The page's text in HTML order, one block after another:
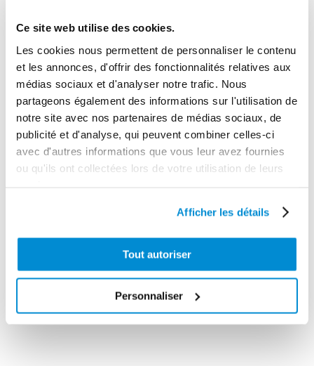
Ce site web utilise des cookies.
Les cookies nous permettent de personnaliser le contenu
et les annonces, d'offrir des fonctionnalités relatives aux
médias sociaux et d'analyser notre trafic. Nous
partageons également des informations sur l'utilisation de
notre site avec nos partenaires de médias sociaux, de
publicité et d'analyse, qui peuvent combiner celles-ci
avec d'autres informations que vous leur avez fournies
ou qu'ils ont collectées lors de votre utilisation de leurs
Afficher les détails
Tout autoriser
Personnaliser
Capot
polyéthylène
avec renfort
pour cuve 1000
l
Chariot de
rétention acier
galvanisé pour
1 fût